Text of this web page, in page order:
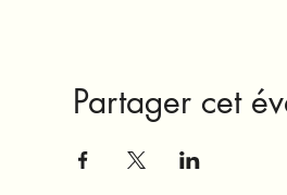
Partager cet